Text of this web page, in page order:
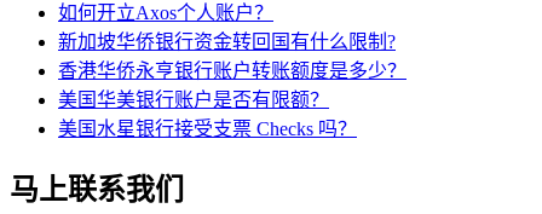
如何开立Axos个人账户？
新加坡华侨银行资金转回国有什么限制?
香港华侨永亨银行账户转账额度是多少？
美国华美银行账户是否有限额？
美国水星银行接受支票 Checks 吗？
马上联系我们